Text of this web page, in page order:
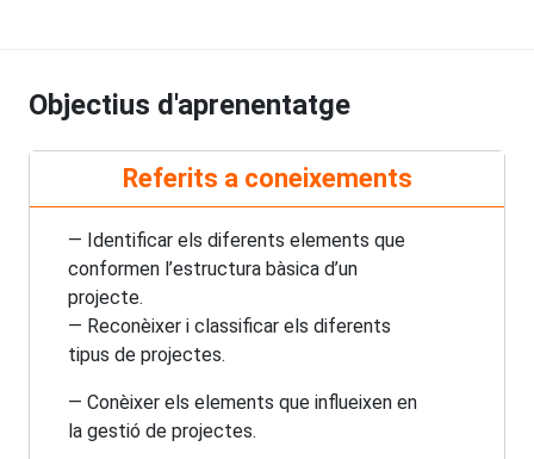
Objectius d'aprenentatge
Referits a coneixements
— Identificar els diferents elements que
conformen l’estructura bàsica d’un
projecte.
— Reconèixer i classificar els diferents
tipus de projectes.
— Conèixer els elements que influeixen en
la gestió de projectes.